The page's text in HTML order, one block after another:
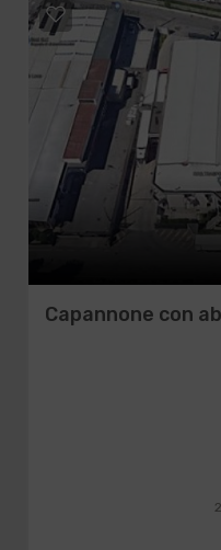
Capannone con